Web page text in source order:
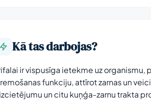
Kā tas darbojas?
ir vispusīga ietekme uz
funkciju, attīrot zarnas un
un citu kuņģa-zarnu trakta